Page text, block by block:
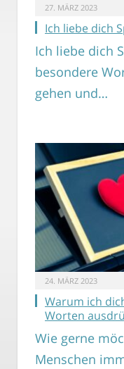
27. MÄRZ 2023
Ich liebe dich
Ich liebe dich
besondere
gehen und…
24. MÄRZ 2023
Warum ich
Worten
Wie gerne
Menschen